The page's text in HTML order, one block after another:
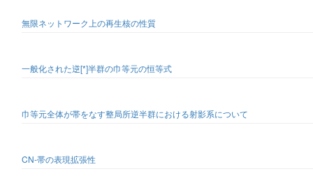
無限ネットワーク上の再生核の性質
一般化された逆[*]半群の巾等元の恒等式
巾等元全体が帯をなす整局所逆半群における射影系について
CN-帯の表現拡張性